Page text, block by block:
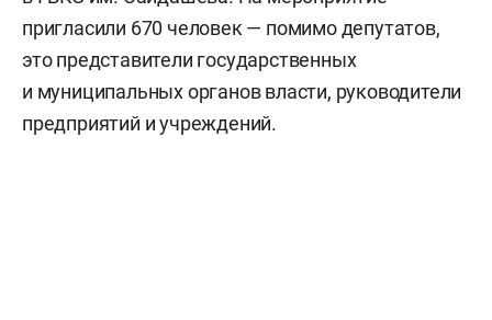
пригласили 670 человек — помимо депутатов,
это представители государственных
и муниципальных органов власти, руководители
предприятий и учреждений.